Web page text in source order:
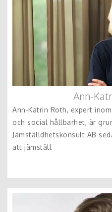
Ann-
Ann-Katrin Roth, expert
och social hållbarhet, är
Jämställdhetskonsult AB
att jämställ